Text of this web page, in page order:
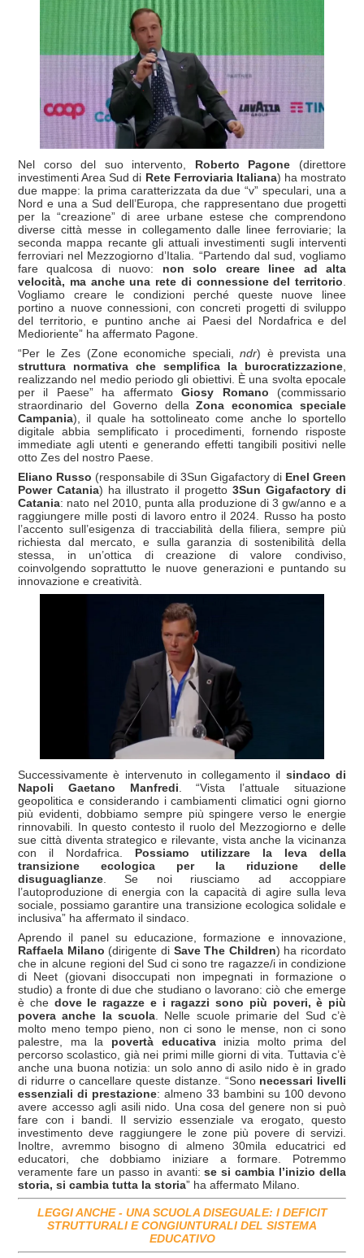
Nel corso del suo intervento, Roberto Pagone (direttore
investimenti Area Sud di Rete Ferroviaria Italiana) ha mostrato
due mappe: la prima caratterizzata da due “v” speculari, una a
Nord e una a Sud dell’Europa, che rappresentano due progetti
per la “creazione” di aree urbane estese che comprendono
diverse città messe in collegamento dalle linee ferroviarie; la
seconda mappa recante gli attuali investimenti sugli interventi
ferroviari nel Mezzogiorno d’Italia. “Partendo dal sud, vogliamo
fare qualcosa di nuovo: non solo creare linee ad alta
velocità, ma anche una rete di connessione del territorio
Vogliamo creare le condizioni perché queste nuove linee
portino a nuove connessioni, con concreti progetti di sviluppo
del territorio, e puntino anche ai Paesi del Nordafrica e del
Medioriente” ha affermato Pagone.
“Per le Zes (Zone economiche speciali,ndr) è prevista una
struttura normativa che semplifica la burocratizzazione
realizzando nel medio periodo gli obiettivi. È una svolta epocale
per il Paese” ha affermatoGiosy Romano (commissario
straordinario del Governo dellaZona economica speciale
Campania), il quale ha sottolineato come anche lo sportello
digitale abbia semplificato i procedimenti, fornendo risposte
immediate agli utenti e generando effetti tangibili positivi nelle
otto Zes del nostro Paese.
Eliano Russo (responsabile di 3Sun Gigafactory di Enel Green
Power Catania) ha illustrato il progetto 3Sun Gigafactory di
Catania: nato nel 2010, punta alla produzione di 3 gw/anno e a
raggiungere mille posti di lavoro entro il 2024. Russo ha posto
l’accento sull’esigenza di tracciabilità della filiera, sempre più
richiesta dal mercato, e sulla garanzia di sostenibilità della
stessa, in un’ottica di creazione di valore condiviso,
coinvolgendo soprattutto le nuove generazioni e puntando su
innovazione e creatività.
Successivamente è intervenuto in collegamento il sindaco di
Napoli Gaetano Manfredi . “Vista l’attuale situazione
geopolitica e considerando i cambiamenti climatici ogni giorno
più evidenti, dobbiamo sempre più spingere verso le energie
rinnovabili. In questo contesto il ruolo del Mezzogiorno e delle
sue città diventa strategico e rilevante, vista anche la vicinanza
con il Nordafrica. Possiamo utilizzare la leva della
transizione ecologica per la riduzione delle
disuguaglianze . Se noi riusciamo ad accoppiare
l’autoproduzione di energia con la capacità di agire sulla leva
sociale, possiamo garantire una transizione ecologica solidale e
inclusiva” ha affermato il sindaco.
Aprendo il panel su educazione, formazione e innovazione,
Raffaela Milano (dirigente di Save The Children) ha ricordato
che in alcune regioni del Sud ci sono tre ragazze/i in condizione
di Neet (giovani disoccupati non impegnati in formazione o
studio) a fronte di due che studiano o lavorano: ciò che emerge
è che dove le ragazze e i ragazzi sono più poveri, è più
povera anche la scuola . Nelle scuole primarie del Sud c’è
molto meno tempo pieno, non ci sono le mense, non ci sono
palestre, ma la povertà educativainizia molto prima del
percorso scolastico, già nei primi mille giorni di vita. Tuttavia c’è
anche una buona notizia: un solo anno di asilo nido è in grado
di ridurre o cancellare queste distanze. “Sono necessari livelli
essenziali di prestazione: almeno 33 bambini su 100 devono
avere accesso agli asili nido. Una cosa del genere non si può
fare con i bandi. Il servizio essenziale va erogato, questo
investimento deve raggiungere le zone più povere di servizi.
Inoltre, avremmo bisogno di almeno 30mila educatrici ed
educatori, che dobbiamo iniziare a formare. Potremmo
veramente fare un passo in avanti:se si cambia l’inizio della
storia, si cambia tutta la storia” ha affermato Milano.
LEGGI ANCHE - UNA SCUOLA DISEGUALE: I DEFICIT
STRUTTURALI E CONGIUNTURALI DEL SISTEMA
EDUCATIVO